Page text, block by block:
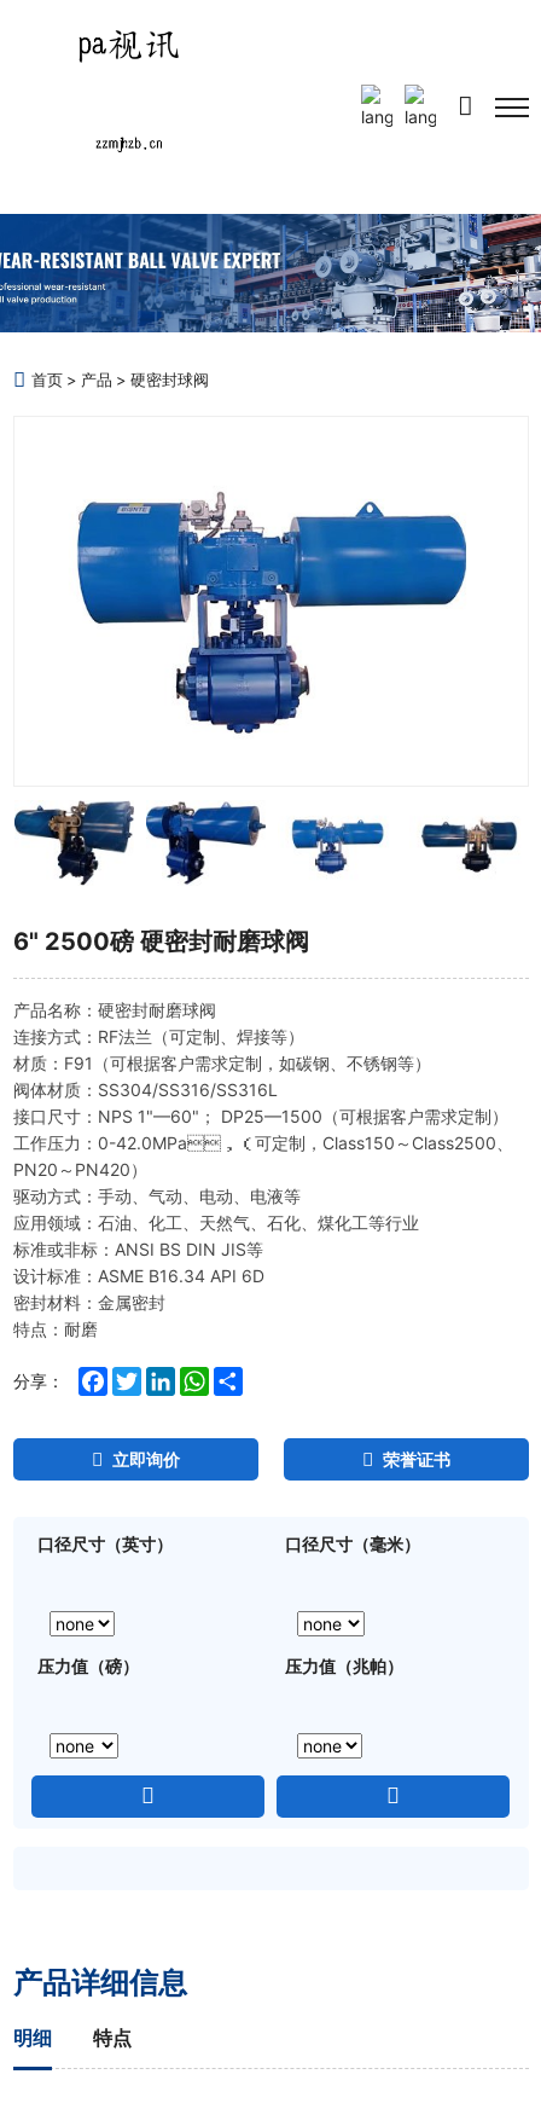
Select Language
首页 产品 硬密封球阀
6" 2500磅 硬密封耐磨球阀
产品名称：硬密封耐磨球阀
连接方式：RF法兰（可定制、焊接等）
材质：F91（可根据客户需求定制，如碳钢、不锈钢等）
阀体材质：SS304/SS316/SS316L
接口尺寸：NPS 1"—60"； DP25—1500（可根据客户需求定制）
工作压力：0-42.0MPa，（可定制，Class150～Class2500、
PN20～PN420）
驱动方式：手动、气动、电动、电液等
应用领域：石油、化工、天然气、石化、煤化工等行业
标准或非标：ANSI BS DIN JIS等
设计标准：ASME B16.34 API 6D
密封材料：金属密封
特点：耐磨
分享： Facebook
TwitterLinkedInWhatsApp
Share
立即询价 荣誉证书
压力值（磅） 压力值（兆帕）
口径尺寸（毫米）
口径尺寸（英寸）
产品详细信息
明细 特点